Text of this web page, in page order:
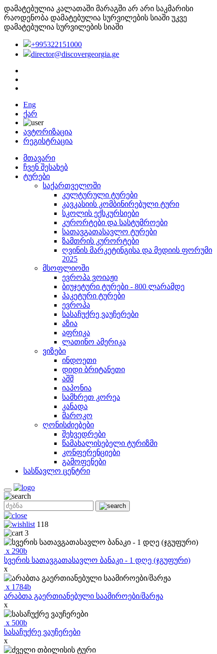
დამატებულია კალათაში მარაგში არ არი საკმარისი
რაოდენობა დამატებულია სურვილების სიაში უკვე
დამატებულია სურვილების სიაში
+995322151000
director@discovergeorgia.ge
Eng
ქარ
ავტორიზაცია
რეგისტრაცია
მთავარი
ჩვენ შესახებ
ტურები
საქართველოში
კულტურული ტურები
კავკასიის კომბინირებული ტური
სკოლის ექსკურსიები
კურორტები და სასტუმროები
სათავგათასავლო ტურები
ზამთრის კურორტები
ღვინის მარკეტინგისა და მედიის ფორუმი
2025
მსოფლიოში
ევროპა ვოიაჟი
ბიუჯეტური ტურები - 800 ლარამდე
პაკეტური ტურები
ევროპა
სასაჩუქრე ვაუჩერები
აზია
აფრიკა
ლათინო ამერიკა
ვიზები
ინდოეთი
დიდი ბრიტანეთი
აშშ
იაპონია
სამხრეთ კორეა
კანადა
მაროკო
ღონისძიებები
შეხვედრები
წამახალისებელი ტურიზმი
კონფერენციები
გამოფენები
სასწავლო ცენტრი
118
3
x 290b
სვერის სათავგათასავლო ბანაკი - 1 დღე (ჯგუფური)
x
x 1784b
არაბთა გაერთიანებული საამიროები/შარჟა
x
x 500b
სასაჩუქრე ვაუჩერები
x